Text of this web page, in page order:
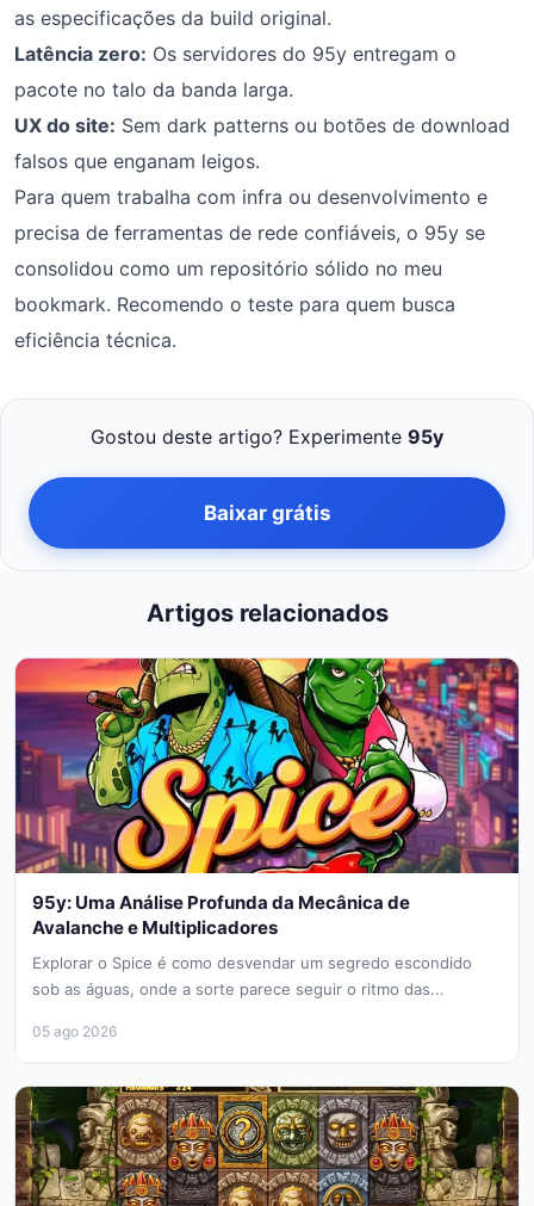
as especificações da build original.
Latência zero: Os servidores do 95y entregam o
pacote no talo da banda larga.
UX do site: Sem dark patterns ou botões de download
falsos que enganam leigos.
Para quem trabalha com infra ou desenvolvimento e
precisa de ferramentas de rede confiáveis, o 95y se
consolidou como um repositório sólido no meu
bookmark. Recomendo o teste para quem busca
eficiência técnica.
Gostou deste artigo? Experimente 95y
Baixar grátis
Artigos relacionados
95y: Uma Análise Profunda da Mecânica de
Avalanche e Multiplicadores
Explorar o Spice é como desvendar um segredo escondido
sob as águas, onde a sorte parece seguir o ritmo das...
05 ago 2026